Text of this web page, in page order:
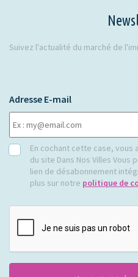
Suivez l'actualité du marché de
Adresse E-mail
RGPDEn cochant cette case,
du site Dans Nos Villes
lien de désabonnement
plus sur notre politique de
CAPTCHA